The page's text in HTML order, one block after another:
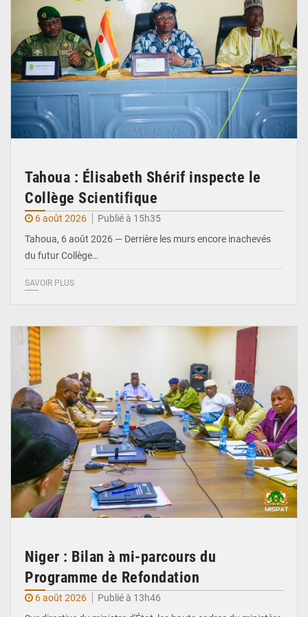
Tahoua : Élisabeth Shérif inspecte le
Collège Scientifique
6 août 2026
Publié à 15h35
Tahoua, 6 août 2026 — Derrière les murs encore inachevés
du futur Collège…
SAVOIR PLUS
Niger : Bilan à mi-parcours du
Programme de Refondation
6 août 2026
Publié à 13h46